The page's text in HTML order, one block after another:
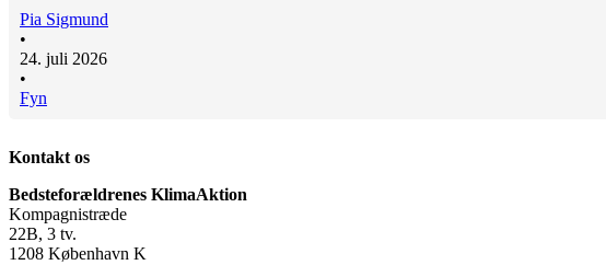
Pia Sigmund
•
24. juli 2026
•
Fyn
Kontakt os
Bedsteforældrenes KlimaAktion
Kompagnistræde
22B, 3 tv.
1208 København K